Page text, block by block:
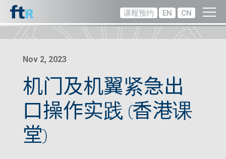
课程预约 EN CN
Nov 2, 2023
机门及机翼紧急出
口操作实践 (香港课
堂)